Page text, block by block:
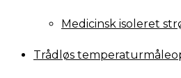
Medicinsk isoleret
Trådløs